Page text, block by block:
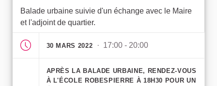
Balade urbaine suivie d'un échange avec le Maire
et l'adjoint de quartier.
30 MARS 2022 · 17:00 - 20:00
APRÈS LA BALADE URBAINE, RENDEZ-VOUS
À L'ÉCOLE ROBESPIERRE À 18H30 POUR UN